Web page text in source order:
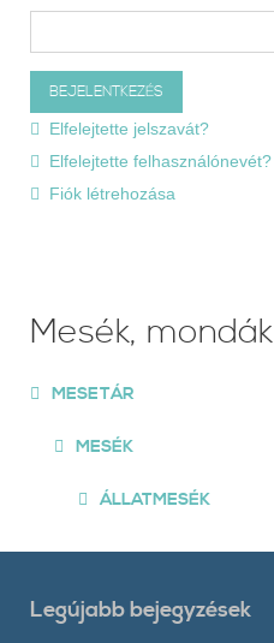
Elfelejtette jelszavát?
Elfelejtette felhasználónevét?
Fiók létrehozása
Mesék, mondák
MESETÁR
MESÉK
ÁLLATMESÉK
Legújabb bejegyzések